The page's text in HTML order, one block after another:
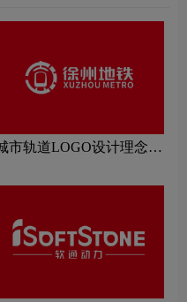
市轨道LOGO设计理念解